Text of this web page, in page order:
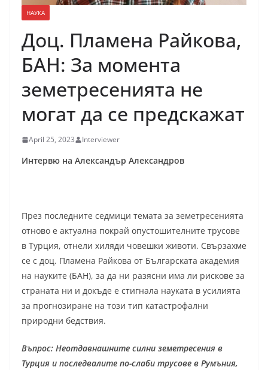
НАУКА
Доц. Пламена Райкова,
БАН: За момента
земетресенията не
могат да се предскажат
April 25, 2023 Interviewer
Интервю на Александър Александров
През последните седмици темата за земетресенията
отново е актуална покрай опустошителните трусове
в Турция, отнели хиляди човешки животи. Свързахме
се с доц. Пламена Райкова от Българската академия
на науките (БАН), за да ни разясни има ли рискове за
страната ни и докъде е стигнала науката в усилията
за прогнозиране на този тип катастрофални
природни бедствия.
Въпрос: Неотдавнашните силни земетресения в
Турция и последвалите по-слаби трусове в Румъния,